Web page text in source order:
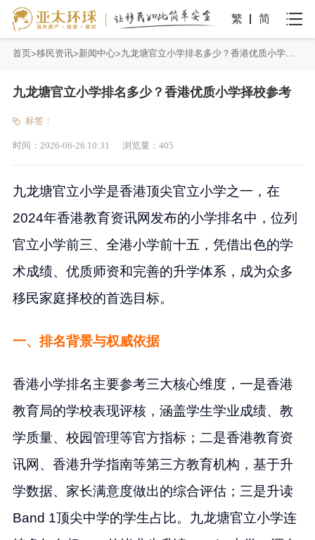
繁 简
首页 移民资讯 新闻中心 九龙塘官立小学排名多少？香港优质小学择校参考
九龙塘官立小学排名多少？香港优质小学择校参考
标签：
时间： 2026-06-26 10:31 浏览量： 405
九龙塘官立小学是香港顶尖官立小学之一，在
2024年香港教育资讯网发布的小学排名中，位列
官立小学前三、全港小学前十五，凭借出色的学
术成绩、优质师资和完善的升学体系，成为众多
移民家庭择校的首选目标。
一、排名背景与权威依据
香港小学排名主要参考三大核心维度，一是香港
教育局的学校表现评核，涵盖学生学业成绩、教
学质量、校园管理等官方指标；二是香港教育资
讯网、香港升学指南等第三方教育机构，基于升
学数据、家长满意度做出的综合评估；三是升读
Band 1顶尖中学的学生占比。九龙塘官立小学连